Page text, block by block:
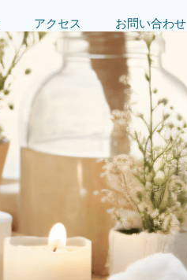
アクセス お問い合わせ